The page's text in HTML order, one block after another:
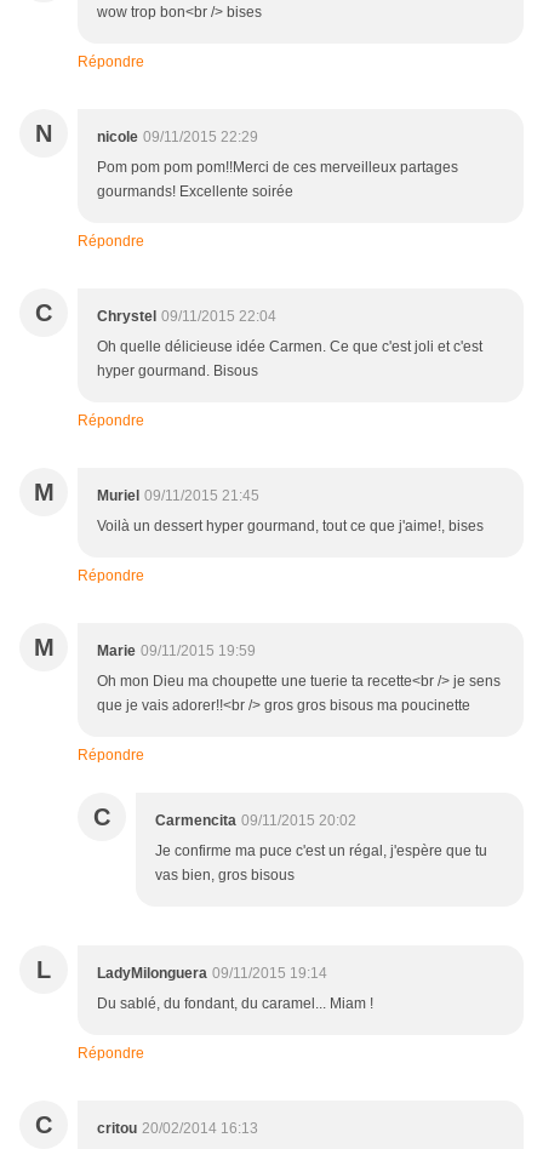
wow trop bon<br /> bises
Répondre
N nicole 09/11/2015 22:29
Pom pom pom pom!!Merci de ces merveilleux partages
gourmands! Excellente soirée
Répondre
C Chrystel 09/11/2015 22:04
Oh quelle délicieuse idée Carmen. Ce que c'est joli et c'est
hyper gourmand. Bisous
Répondre
M Muriel 09/11/2015 21:45
Voilà un dessert hyper gourmand, tout ce que j'aime!, bises
Répondre
M Marie 09/11/2015 19:59
Oh mon Dieu ma choupette une tuerie ta recette<br /> je sens
que je vais adorer!!<br /> gros gros bisous ma poucinette
Répondre
C Carmencita 09/11/2015 20:02
Je confirme ma puce c'est un régal, j'espère que tu
vas bien, gros bisous
L LadyMilonguera 09/11/2015 19:14
Du sablé, du fondant, du caramel... Miam !
Répondre
C critou 20/02/2014 16:13